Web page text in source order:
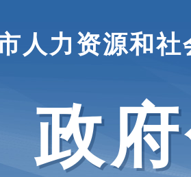
人力资源和社
政